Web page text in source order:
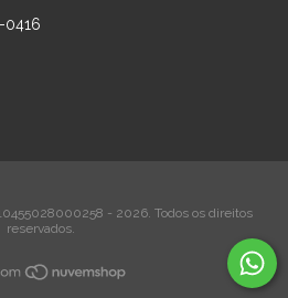
0416
- 2026. Todos os direitos
reservados.